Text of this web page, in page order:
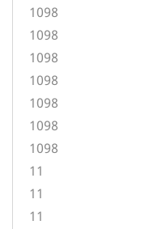
1098
1098
1098
1098
1098
1098
1098
11
11
11